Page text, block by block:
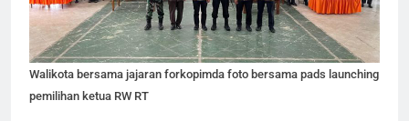
Walikota bersama jajaran forkopimda foto bersama pads launching
pemilihan ketua RW RT